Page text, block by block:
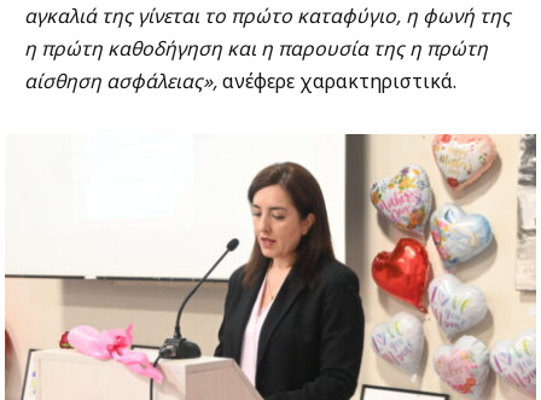
αγκαλιά της γίνεται το πρώτο καταφύγιο, η φωνή της
η πρώτη καθοδήγηση και η παρουσία της η πρώτη
αίσθηση ασφάλειας»,ανέφερε χαρακτηριστικά.